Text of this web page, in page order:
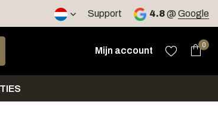
Support 4.8@ Google
een beschikbaar resultaat te selecteren. Druk
Mijn account
0